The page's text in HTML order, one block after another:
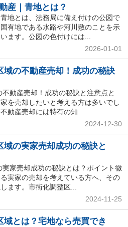
産｜青地とは？
地とは、法務局に備え付けの公図で
有地である水路や河川敷のことを示
ます。公図の色付けには...
2026-01-01
域の不動産売却！成功の秘訣
不動産売却！成功の秘訣と注意点と
を売却したいと考える方は多いでし
動産売却には特有の知...
2024-12-30
域の実家売却成功の秘訣と
実家売却成功の秘訣とは？ポイント徹
実家の売却を考えている方へ、その
ます。市街化調整区...
2024-11-25
域とは？宅地なら売買でき